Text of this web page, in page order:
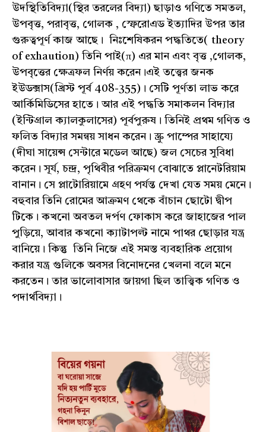
উদস্থিতিবিদ্যা(স্থির তরলের বিদ্যা) ছাড়াও গণিতে সমতল,
উপবৃত্ত, পরাবৃত্ত, গোলক , স্ফেরোএড ইত্যাদির উপর তার
গুরুত্বপূর্ণ কাজ আছে। নিঃশেষিকরন পদ্ধতিতে( theory
of exhaution) তিনি পাই(π) এর মান এবং বৃত্ত ,গোলক,
উপবৃত্তের ক্ষেত্রফল নির্ণয় করেন।এই তত্ত্বের জনক
ইউডক্সাস(খ্রিস্ট পূর্ব 408-355)। সেটি পূর্ণতা লাভ করে
আর্কিমিডিসের হাতে। আর এই পদ্ধতি সমাকলন বিদ্যার
(ইন্টিগ্রাল ক্যালকুলাসের) পূর্বপুরুষ। তিনিই প্রথম গণিত ও
ফলিত বিদ্যার সমন্বয় সাধন করেন। স্ক্রু পাম্পের সাহায্যে
(দীঘা সায়েন্স সেন্টারে মডেল আছে) জল সেচের সুবিধা
করেন। সূর্য, চন্দ্র, পৃথিবীর পরিক্রমণ বোঝাতে প্লানেটরিয়াম
বানান। সে প্লাটোরিয়ামে গ্রহণ পর্যন্ত দেখা যেত সময় মেনে।
বহুবার তিনি রোমের আক্রমণ থেকে বাঁচান ছোটো দ্বীপ
টিকে। কখনো অবতল দর্পণ ফোকাস করে জাহাজের পাল
পুড়িয়ে, আবার কখনো ক্যাটাপল্ট নামে পাথর ছোড়ার যন্ত্র
বানিয়ে। কিন্তু তিনি নিজে এই সমস্ত ব্যবহারিক প্রয়োগ
করার যন্ত্র গুলিকে অবসর বিনোদনের খেলনা বলে মনে
করতেন। তার ভালোবাসার জায়গা ছিল তাত্ত্বিক গণিত ও
পদার্থবিদ্যা।